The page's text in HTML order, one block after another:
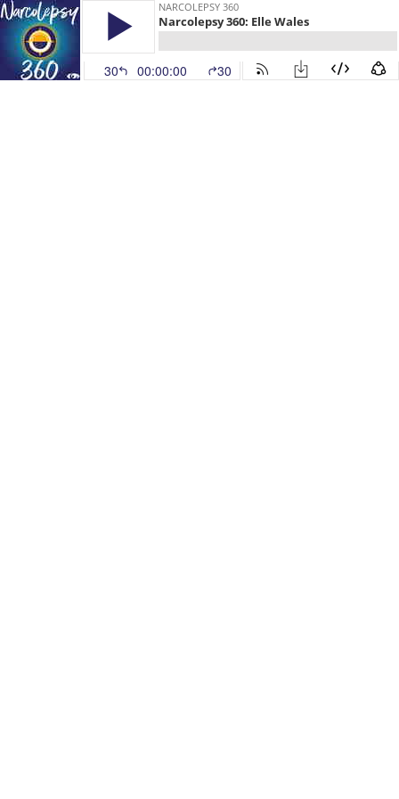
NARCOLEPSY 360
Narcolepsy 360: Elle Wales
30 00:00:00 30